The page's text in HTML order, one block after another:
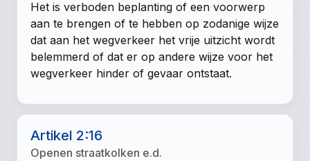
Het is verboden beplanting of een voorwerp
aan te brengen of te hebben op zodanige wijze
dat aan het wegverkeer het vrije uitzicht wordt
belemmerd of dat er op andere wijze voor het
wegverkeer hinder of gevaar ontstaat.
Artikel 2:16
Openen straatkolken e.d.